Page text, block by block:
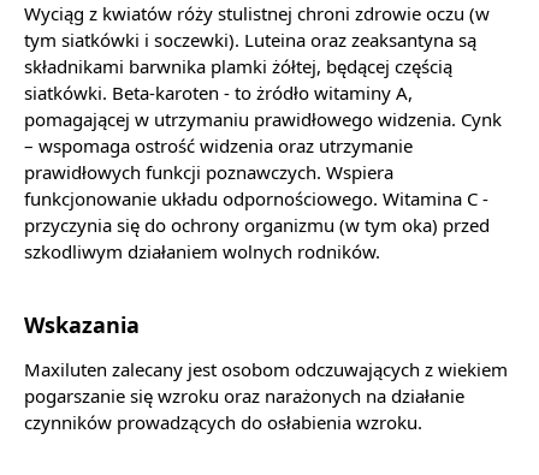
Wyciąg z kwiatów róży stulistnej chroni zdrowie oczu (w
tym siatkówki i soczewki). Luteina oraz zeaksantyna są
składnikami barwnika plamki żółtej, będącej częścią
siatkówki. Beta-karoten - to żródło witaminy A,
pomagającej w utrzymaniu prawidłowego widzenia. Cynk
– wspomaga ostrość widzenia oraz utrzymanie
prawidłowych funkcji poznawczych. Wspiera
funkcjonowanie układu odpornościowego. Witamina C -
przyczynia się do ochrony organizmu (w tym oka) przed
szkodliwym działaniem wolnych rodników.
Wskazania
Maxiluten zalecany jest osobom odczuwających z wiekiem
pogarszanie się wzroku oraz narażonych na działanie
czynników prowadzących do osłabienia wzroku.